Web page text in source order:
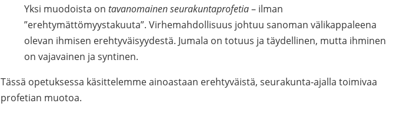
Yksi muodoista on tavanomainen seurakuntaprofetia– ilman
”erehtymättömyystakuuta”. Virhemahdollisuus johtuu sanoman välikappaleena
olevan ihmisen erehtyväisyydestä. Jumala on totuus ja täydellinen, mutta ihminen
on vajavainen ja syntinen.
Tässä opetuksessa käsittelemme ainoastaan erehtyväistä, seurakunta-ajalla toimivaa
profetian muotoa.